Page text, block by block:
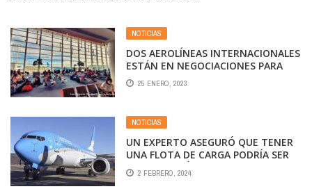
NOTICIAS
DOS AEROLÍNEAS INTERNACIONALES
ESTÁN EN NEGOCIACIONES PARA
VOLAR AL PAÍS
25 ENERO, 2023
NOTICIAS
UN EXPERTO ASEGURÓ QUE TENER
UNA FLOTA DE CARGA PODRÍA SER
UNA SOLUCIÓN AL PROBLEMA
DE AEROLÍNEAS ARGENTINAS
2 FEBRERO, 2024